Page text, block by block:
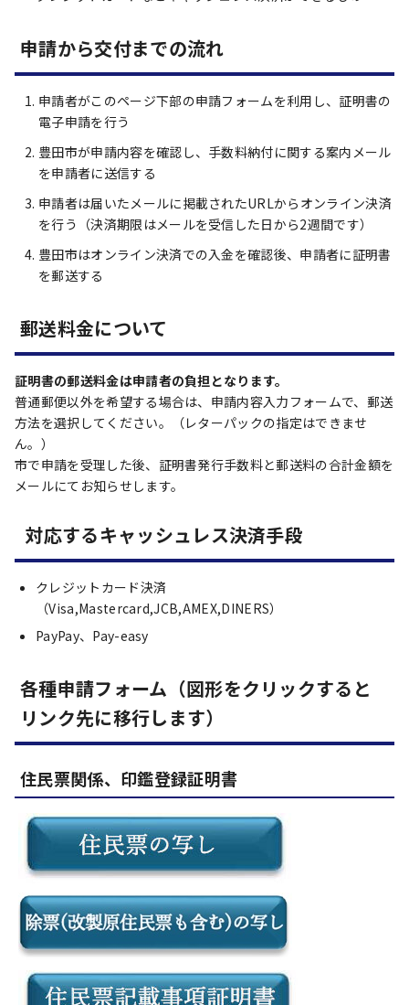
申請から交付までの流れ
申請者がこのページ下部の申請フォームを利用し、証明書の
電子申請を行う
豊田市が申請内容を確認し、手数料納付に関する案内メール
を申請者に送信する
申請者は届いたメールに掲載されたURLからオンライン決済
を行う（決済期限はメールを受信した日から2週間です）
豊田市はオンライン決済での入金を確認後、申請者に証明書
を郵送する
郵送料金について
証明書の郵送料金は申請者の負担となります。
普通郵便以外を希望する場合は、申請内容入力フォームで、郵送
方法を選択してください。（レターパックの指定はできませ
ん。）
市で申請を受理した後、証明書発行手数料と郵送料の合計金額を
メールにてお知らせします。
対応するキャッシュレス決済手段
クレジットカード決済
（Visa,Mastercard,JCB,AMEX,DINERS）
PayPay、Pay-easy
各種申請フォーム（図形をクリックすると
リンク先に移行します）
住民票関係、印鑑登録証明書